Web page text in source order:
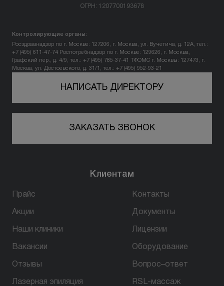
Контакты
+7 (800) 301 17 54
ул. Достоевского, д. 106
БЕСПЛАТНАЯ КОНСУЛЬТАЦИЯ
ОГРН: 1207700193678
Контролирующие органы:
Росздравнадзор по г. Москве: 127206, г. Москва, ул. Вучетича, д. 12А, тел.:
+7 (495) 611-47-74 Роспотребнадзор по г. Москве: 129626, г. Москва,
Графский пер., д. 4/9, тел.: +7 (495) 785-37-41
ТФОМС г. Москвы: 127473, г.
Москва, ул. Достоевского, д. 31/1, тел.: +7 (495) 952-93-21
НАПИСАТЬ ДИРЕКТОРУ
ЗАКАЗАТЬ ЗВОНОК
Клиентам
Прайс
Акции
Наши клиники
Вакансии
Отзывы
Лазерная эпиляция
Контакты
Документы
Лицензии
Оборудование
Вопрос–ответ
RSL-массаж